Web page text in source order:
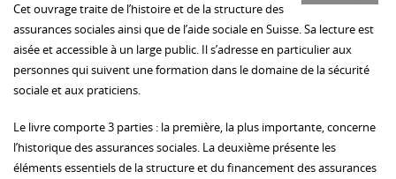
Cet ouvrage traite de l’histoire et de la structure des
assurances sociales ainsi que de l’aide sociale en Suisse. Sa lecture est
aisée et accessible à un large public. Il s’adresse en particulier aux
personnes qui suivent une formation dans le domaine de la sécurité
sociale et aux praticiens.
Le livre comporte 3 parties : la première, la plus importante, concerne
l’historique des assurances sociales. La deuxième présente les
éléments essentiels de la structure et du financement des assurances